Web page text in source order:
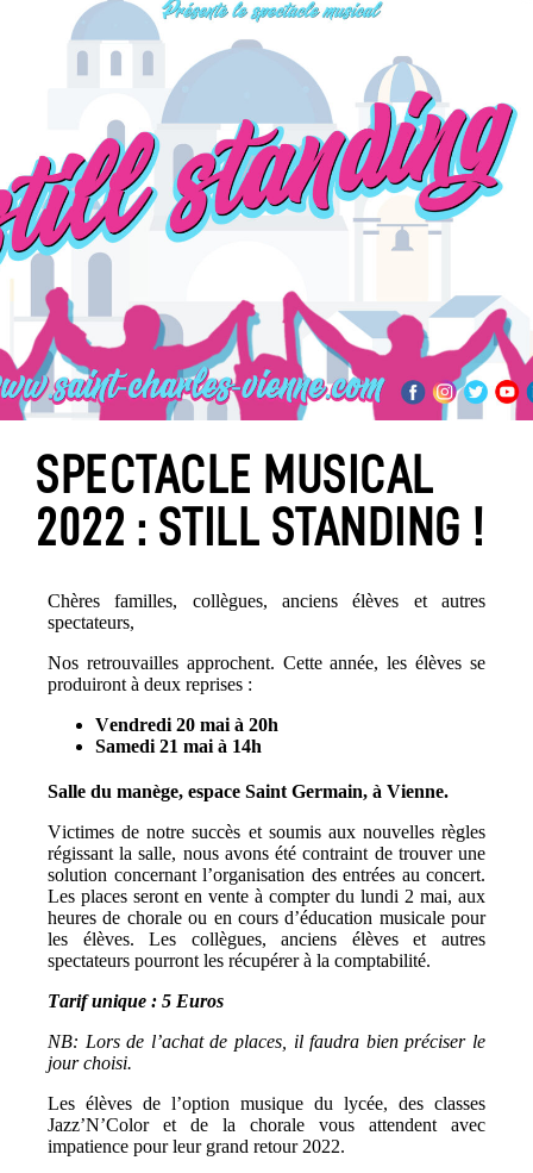
SPECTACLE MUSICAL
2022 : STILL STANDING !
Chères familles, collègues, anciens élèves et autres
spectateurs,
Nos retrouvailles approchent. Cette année, les élèves se
produiront à deux reprises :
Vendredi 20 mai à 20h
Samedi 21 mai à 14h
Salle du manège, espace Saint Germain, à Vienne.
Victimes de notre succès et soumis aux nouvelles règles
régissant la salle, nous avons été contraint de trouver une
solution concernant l’organisation des entrées au concert.
Les places seront en vente à compter du lundi 2 mai, aux
heures de chorale ou en cours d’éducation musicale pour
les élèves. Les collègues, anciens élèves et autres
spectateurs pourront les récupérer à la comptabilité.
Tarif unique : 5 Euros
NB: Lors de l’achat de places, il faudra bien préciser le
jour choisi.
Les élèves de l’option musique du lycée, des classes
Jazz’N’Color et de la chorale vous attendent avec
impatience pour leur grand retour 2022.